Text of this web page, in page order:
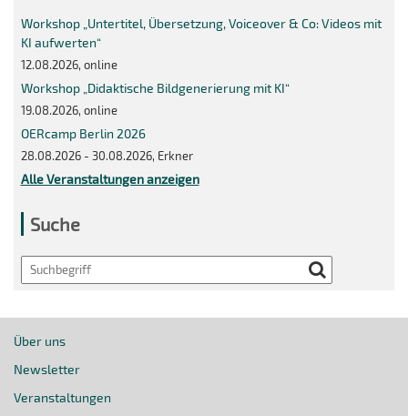
Workshop „Untertitel, Übersetzung, Voiceover & Co: Videos mit
KI aufwerten“
12.08.2026, online
Workshop „Didaktische Bildgenerierung mit KI“
19.08.2026, online
OERcamp Berlin 2026
28.08.2026 - 30.08.2026, Erkner
Alle Veranstaltungen anzeigen
Suche
Search
Über uns
Newsletter
Veranstaltungen